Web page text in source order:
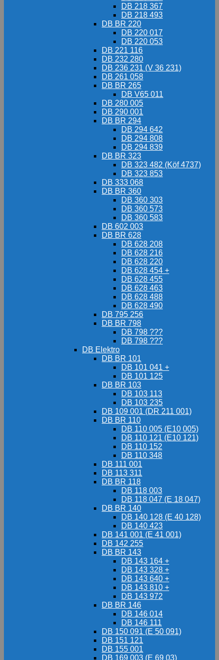
DB 218 367
DB 218 493
DB BR 220
DB 220 017
DB 220 053
DB 221 116
DB 232 280
DB 236 231 (V 36 231)
DB 261 058
DB BR 265
DB V65 011
DB 280 005
DB 290 001
DB BR 294
DB 294 642
DB 294 808
DB 294 839
DB BR 323
DB 323 482 (Köf 4737)
DB 323 853
DB 333 068
DB BR 360
DB 360 303
DB 360 573
DB 360 583
DB 602 003
DB BR 628
DB 628 208
DB 628 216
DB 628 220
DB 628 454 +
DB 628 455
DB 628 463
DB 628 488
DB 628 490
DB 795 256
DB BR 798
DB 798 ???
DB 798 ???
DB Elektro
DB BR 101
DB 101 041 +
DB 101 125
DB BR 103
DB 103 113
DB 103 235
DB 109 001 (DR 211 001)
DB BR 110
DB 110 005 (E10 005)
DB 110 121 (E10 121)
DB 110 152
DB 110 348
DB 111 001
DB 113 311
DB BR 118
DB 118 003
DB 118 047 (E 18 047)
DB BR 140
DB 140 128 (E 40 128)
DB 140 423
DB 141 001 (E 41 001)
DB 142 255
DB BR 143
DB 143 164 +
DB 143 328 +
DB 143 640 +
DB 143 810 +
DB 143 972
DB BR 146
DB 146 014
DB 146 111
DB 150 091 (E 50 091)
DB 151 121
DB 155 001
DB 169 003 (E 69 03)